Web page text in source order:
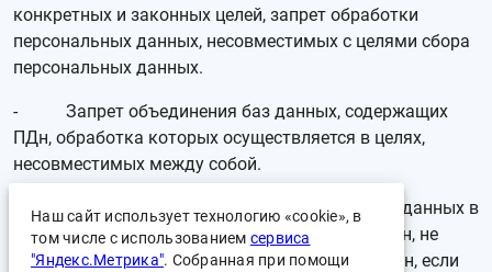
конкретных и законных целей, запрет обработки
персональных данных, несовместимых с целями сбора
персональных данных.
- Запрет объединения баз данных, содержащих
ПДн, обработка которых осуществляется в целях,
несовместимых между собой.
- Осуществление хранения персональных данных в
форме, позволяющей определить субъекта ПДн, не
дольше, чем этого требуют цели обработки ПДн, если
Наш сайт использует технологию «cookie», в
том числе с использованием сервиса
"Яндекс.Метрика". Собранная при помощи